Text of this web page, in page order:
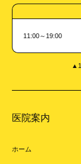
11:00～19:00
医院案内
ホーム